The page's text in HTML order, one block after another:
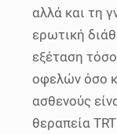
αλλά και τη
ερωτική
εξέταση
οφελών όσο
ασθενούς
θεραπεία